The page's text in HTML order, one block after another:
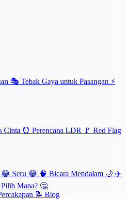
🎭 Tebak Gaya untuk Pasangan ⚡
Cinta ⏰ Perencana LDR 🚩 Red Flag
😂 Seru 😂 🧠 Bicara Mendalam 🌙 ✈️
Pilih Mana? 🤔
📝 Blog